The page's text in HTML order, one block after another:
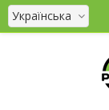
Українська